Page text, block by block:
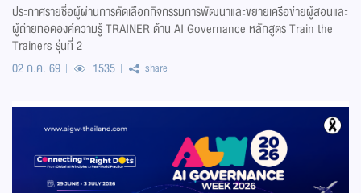
ประกาศรายชื่อผู้ผ่านการคัดเลือกกิจกรรมการพัฒนาและขยายเครือข่ายผู้สอนและ
ผู้ถ่ายทอดองค์ความรู้ TRAINER ด้าน AI Governance หลักสูตร Train the
Trainers รุ่นที่ 2
02 ก.ค. 69
1535 share